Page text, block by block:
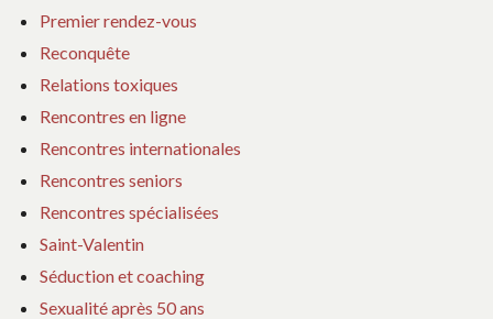
Premier rendez-vous
Reconquête
Relations toxiques
Rencontres en ligne
Rencontres internationales
Rencontres seniors
Rencontres spécialisées
Saint-Valentin
Séduction et coaching
Sexualité après 50 ans